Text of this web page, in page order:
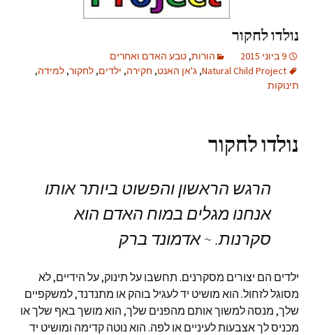
נולדו לחקור
9 ביוני 2015 הורות, טבע האדם ואחרים
Natural Child Project
, ג'אן האנט, חקירה, ילדים, לחקור, למידה,
תינוקות
נולדו לחקור
הרגש הראשון והפשוט ביותר אותו
אנחנו מגלים במוח האדם הוא
סקרנות. ~ אדמונד ברק
ילדים הם יצורים מסקרנים. תחשבו על תינוק, על הידיים, לא
מסוגל לזחול. הוא מושיט יד לעגיל בוהק או מתנדנד, למשקפיים
שלך, מנסה למשוך אותם מהפנים שלך, הוא מושך באף שלך או
מכניס לך אצבעות לעיניים או לפה. הוא נוטה קדימה ומושיט יד